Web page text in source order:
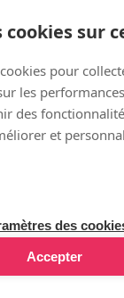
Web
avec nos
client
et à
cookies sur
pour
les
des
et
des
Accepter